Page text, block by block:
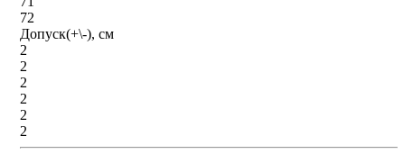
72
Допуск(+\-), см
2
2
2
2
2
2